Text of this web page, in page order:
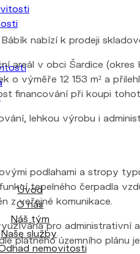
Úvod
O nás
Náš tým
Naše služby
nemovitosti
nabízí k prodeji
areál v obci Šardice
o výměře 12 153 m² a
financování při koupi
lehkou výrobu i
podlahami a stropy
tepelného čerpadla
z veřejné komunikace.
pro administrativní
platného územního